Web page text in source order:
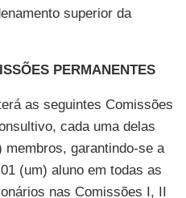
superior da
PERMANENTES
as seguintes Comissões
cada uma delas
garantindo-se a
(um) aluno em todas as
nas Comissões I, II